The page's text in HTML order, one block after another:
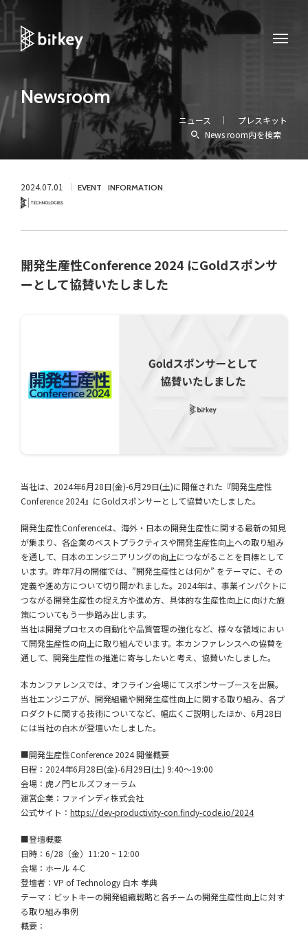
Newsroom
ニュース
プレスキット
News room内を検索
2024.07.01 EVENT INFORMATION
開発生産性Conference 2024 にGoldスポンサ
ーとして協賛いたしました
当社は、2024年6月28日(金)-6月29日(土)に開催された『開発生産性
Conference 2024』にGoldスポンサーとして協賛いたしました。
開発生産性Conferenceは、海外・日本の開発生産性に関する最新の知見
が集まり、各企業のベストプラクティスや開発生産性向上への取り組み
を通して、日本のエンジニアリングの向上につながることを目標として
います。昨年7月の開催では、”開発生産性とは何か” をテーマに、その
定義や進め方について切り開かれました。2024年は、事業インパクトに
つながる開発生産性の捉え方や進め方、具体的な生産性向上に向けた施
策についてもう一歩踏み出します。
当社は開発プロセスの自動化や品質管理の強化など、様々な領域におい
て開発生産性の向上に取り組んでいます。本カンファレンスへの協賛を
通して、開発生産性の推進に寄与したいと考え、協賛いたしました。
本カンファレンスでは、オフライン会場にてスポンサーブースを出展。
当社エンジニアが、開発組織や開発生産性向上に関する取り組み、各プ
ロダクトに関する技術についてなど、幅広くご説明したほか、6月28日
には当社の白木が登壇いたしました。
■開発生産性Conference 2024 開催概要
日程：2024年6月28日(金)-6月29日(土) 9:40～19:00
会場：虎ノ門ヒルズフォーラム
運営企業：ファインディ株式会社
公式サイト： https://dev-productivity-con.findy-code.io/2024
■登壇概要
日時：6/28（金）11:20 ~ 12:00
会場：ホール 4-C
登壇者：VP of Technology 白木 孝典
テーマ：ビットキーの開発組織戦略と各チームの開発生産性向上に対す
る取り組み事例
概要：